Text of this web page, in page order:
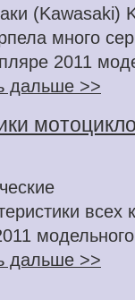
(Kawasaki)
много
2011
дальше >>
всех
дальше >>